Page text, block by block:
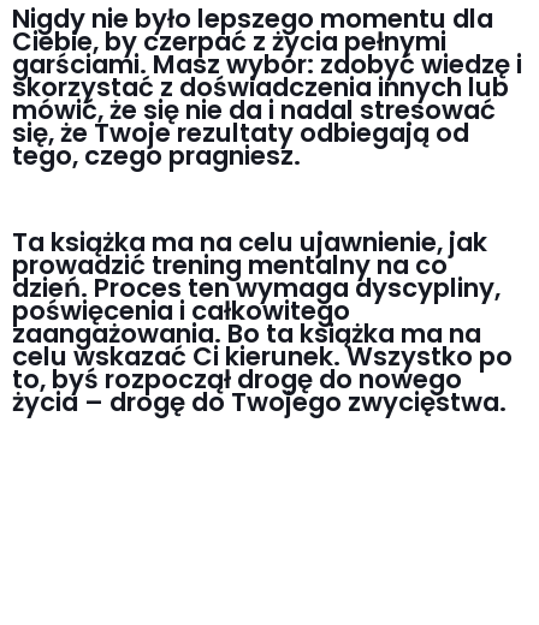
Nigdy nie było lepszego momentu dla
Ciebie, by czerpać z życia pełnymi
garściami. Masz wybór: zdobyć wiedzę i
skorzystać z doświadczenia innych lub
mówić, że się nie da i nadal stresować
się, że Twoje rezultaty odbiegają od
tego, czego pragniesz.
Ta książka ma na celu ujawnienie, jak
prowadzić trening mentalny na co
dzień. Proces ten wymaga dyscypliny,
poświęcenia i całkowitego
zaangażowania. Bo ta książka ma na
celu wskazać Ci kierunek. Wszystko po
to, byś rozpoczął drogę do nowego
życia – drogę do Twojego zwycięstwa.